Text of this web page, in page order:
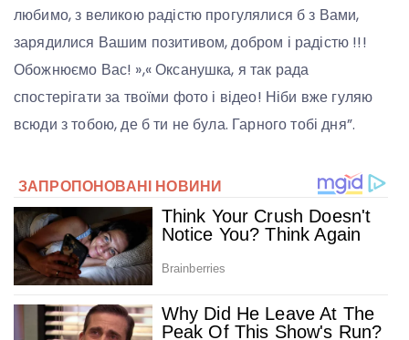
любимо, з великою радістю прогулялися б з Вами,
зарядилися Вашим позитивом, добром і радістю !!!
Обожнюємо Вас! »,« Оксанушка, я так рада
спостерігати за твоїми фото і відео! Ніби вже гуляю
всюди з тобою, де б ти не була. Гарного тобі дня”.